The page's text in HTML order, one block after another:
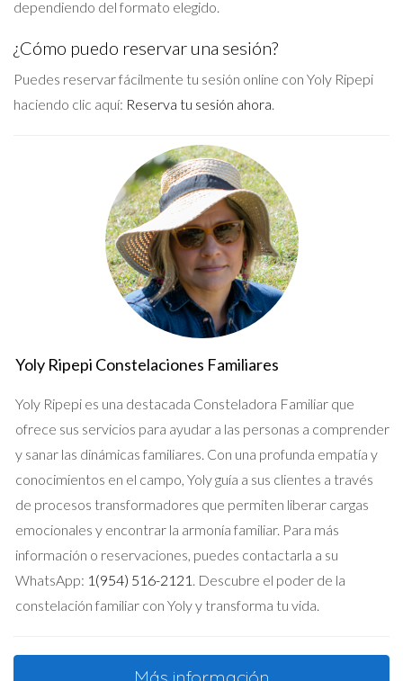
dependiendo del formato elegido.
¿Cómo puedo reservar una sesión?
Puedes reservar fácilmente tu sesión online con Yoly Ripepi
haciendo clic aquí: Reserva tu sesión ahora.
Yoly Ripepi Constelaciones Familiares
Yoly Ripepi es una destacada Consteladora Familiar que
ofrece sus servicios para ayudar a las personas a comprender
y sanar las dinámicas familiares. Con una profunda empatía y
conocimientos en el campo, Yoly guía a sus clientes a través
de procesos transformadores que permiten liberar cargas
emocionales y encontrar la armonía familiar. Para más
información o reservaciones, puedes contactarla a su
WhatsApp: 1(954) 516-2121 . Descubre el poder de la
constelación familiar con Yoly y transforma tu vida.